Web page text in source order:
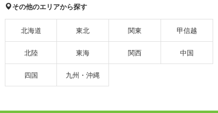
その他のエリアから探す
北海道 東北 関東 甲信越
北陸 東海 関西 中国
四国 九州・沖縄